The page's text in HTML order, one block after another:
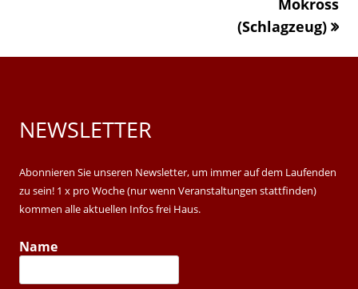
(Schlagzeug)
Main
Sidebar
NEWSLETTER
Abonnieren Sie unseren Newsletter, um immer auf dem Laufenden
zu sein! 1 x pro Woche (nur wenn Veranstaltungen stattfinden)
kommen alle aktuellen Infos frei Haus.
Name